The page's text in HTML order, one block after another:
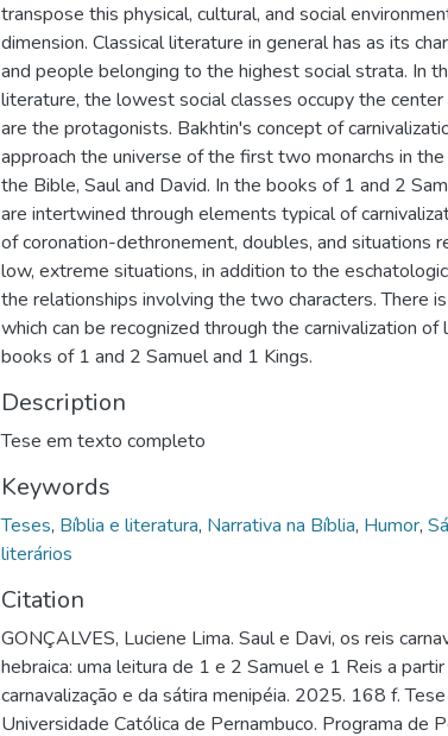
transpose this physical, cultural, and social
dimension. Classical literature in general has as its
and people belonging to the highest social strata. In
literature, the lowest social classes occupy the
are the protagonists. Bakhtin's concept of
approach the universe of the first two monarchs in
the Bible, Saul and David. In the books of 1 and 2
are intertwined through elements typical of
of coronation-dethronement, doubles, and situations
low, extreme situations, in addition to the
the relationships involving the two characters. There
which can be recognized through the carnivalization
books of 1 and 2 Samuel and 1 Kings.
Description
Tese em texto completo
Keywords
Teses, Bíblia e literatura, Narrativa na Bíblia, Humor,
literários
Citation
GONÇALVES, Luciene Lima. Saul e Davi, os reis
hebraica: uma leitura de 1 e 2 Samuel e 1 Reis a
carnavalização e da sátira menipéia. 2025. 168 f.
Universidade Católica de Pernambuco. Programa de